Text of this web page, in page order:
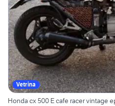
Vetrina
Honda cx 500 E cafe racer vintage